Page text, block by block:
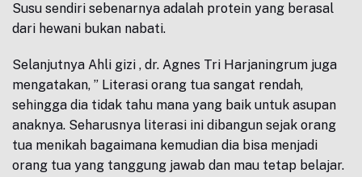
Susu sendiri sebenarnya adalah protein yang berasal
dari hewani bukan nabati.
Selanjutnya Ahli gizi , dr. Agnes Tri Harjaningrum juga
mengatakan, ” Literasi orang tua sangat rendah,
sehingga dia tidak tahu mana yang baik untuk asupan
anaknya. Seharusnya literasi ini dibangun sejak orang
tua menikah bagaimana kemudian dia bisa menjadi
orang tua yang tanggung jawab dan mau tetap belajar.